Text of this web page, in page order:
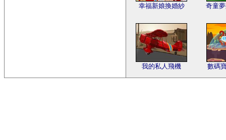
幸福新娘換婚紗 奇童
我的私人飛機 數碼